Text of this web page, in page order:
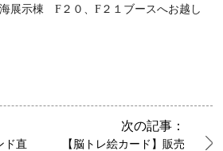
展示棟 F２０、F２１ブースへお越し
ド直
次の記事：
【脳トレ絵カード】販売